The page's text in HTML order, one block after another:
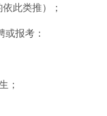
此类推）；
报考：
；